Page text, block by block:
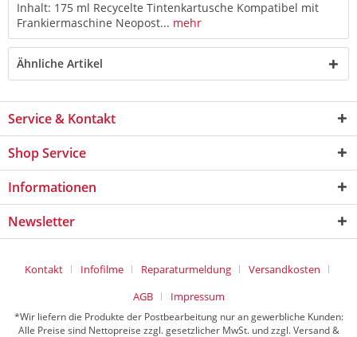
Inhalt: 175 ml Recycelte Tintenkartusche Kompatibel mit
Frankiermaschine Neopost... mehr
Ähnliche Artikel
Service & Kontakt
Shop Service
Informationen
Newsletter
Kontakt Infofilme Reparaturmeldung
Versandkosten
AGB
Impressum
*Wir liefern die Produkte der Postbearbeitung nur an gewerbliche Kunden:
Alle Preise sind Nettopreise zzgl. gesetzlicher MwSt. und zzgl. Versand &